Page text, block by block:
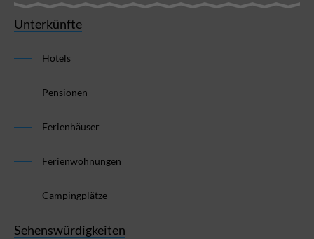
Unterkünfte
Hotels
Pensionen
Ferienhäuser
Ferienwohnungen
Campingplätze
Sehenswürdigkeiten